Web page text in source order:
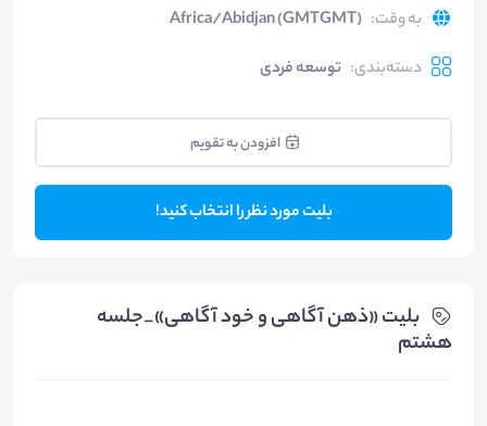
به وقت:
Africa/Abidjan (GMTGMT)
دسته‌بندی: توسعه فردی
افزودن به تقویم
بلیت مورد نظر را انتخاب کنید!
بلیت‌ «ذهن آگاهی و خود آگاهی»_جلسه
هشتم